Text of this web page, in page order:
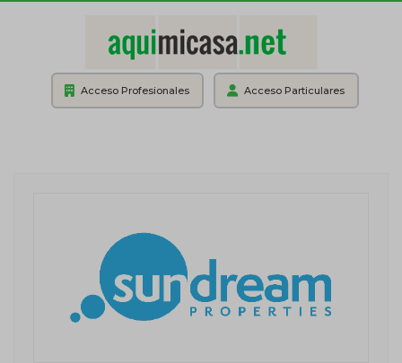
Acceso Profesionales Acceso Particulares